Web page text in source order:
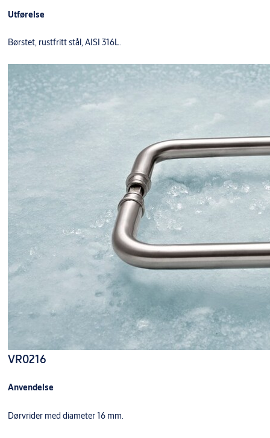
Utførelse
Børstet, rustfritt stål, AISI 316L.
VR0216
Anvendelse
Dørvrider med diameter 16 mm.